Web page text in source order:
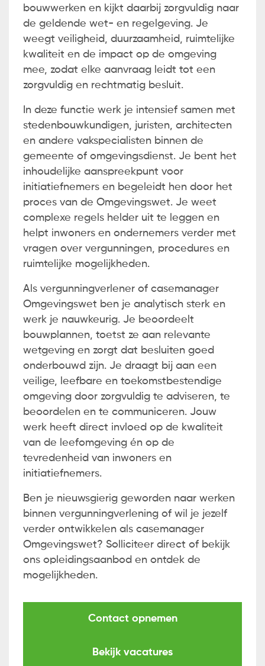
bouwwerken en kijkt daarbij zorgvuldig naar
de geldende wet- en regelgeving. Je
weegt veiligheid, duurzaamheid, ruimtelijke
kwaliteit en de impact op de omgeving
mee, zodat elke aanvraag leidt tot een
zorgvuldig en rechtmatig besluit.
In deze functie werk je intensief samen met
stedenbouwkundigen, juristen, architecten
en andere vakspecialisten binnen de
gemeente of omgevingsdienst. Je bent het
inhoudelijke aanspreekpunt voor
initiatiefnemers en begeleidt hen door het
proces van de Omgevingswet. Je weet
complexe regels helder uit te leggen en
helpt inwoners en ondernemers verder met
vragen over vergunningen, procedures en
ruimtelijke mogelijkheden.
Als vergunningverlener of casemanager
Omgevingswet ben je analytisch sterk en
werk je nauwkeurig. Je beoordeelt
bouwplannen, toetst ze aan relevante
wetgeving en zorgt dat besluiten goed
onderbouwd zijn. Je draagt bij aan een
veilige, leefbare en toekomstbestendige
omgeving door zorgvuldig te adviseren, te
beoordelen en te communiceren. Jouw
werk heeft direct invloed op de kwaliteit
van de leefomgeving én op de
tevredenheid van inwoners en
initiatiefnemers.
Ben je nieuwsgierig geworden naar werken
binnen vergunningverlening of wil je jezelf
verder ontwikkelen als casemanager
Omgevingswet? Solliciteer direct of bekijk
ons opleidingsaanbod en ontdek de
mogelijkheden.
Contact opnemen
Bekijk vacatures